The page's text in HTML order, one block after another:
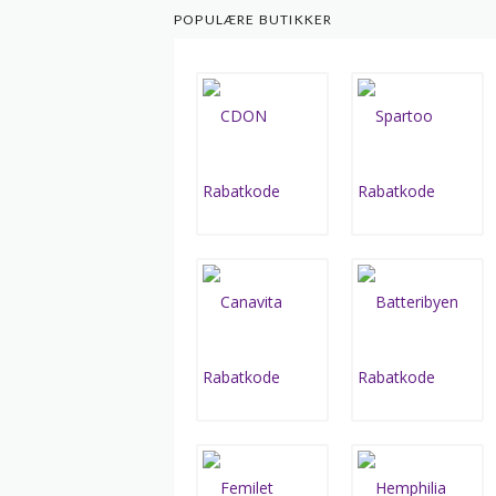
POPULÆRE BUTIKKER